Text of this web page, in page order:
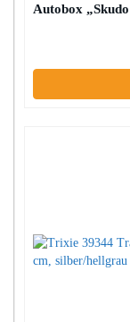
Autobox